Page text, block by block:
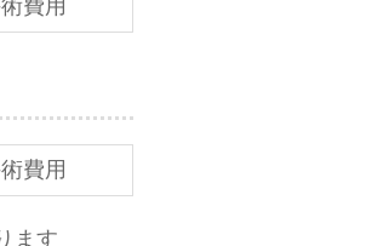
費用
費用
ます